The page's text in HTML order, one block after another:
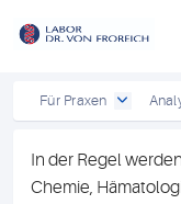
Für Praxen
In der Regel
Chemie,